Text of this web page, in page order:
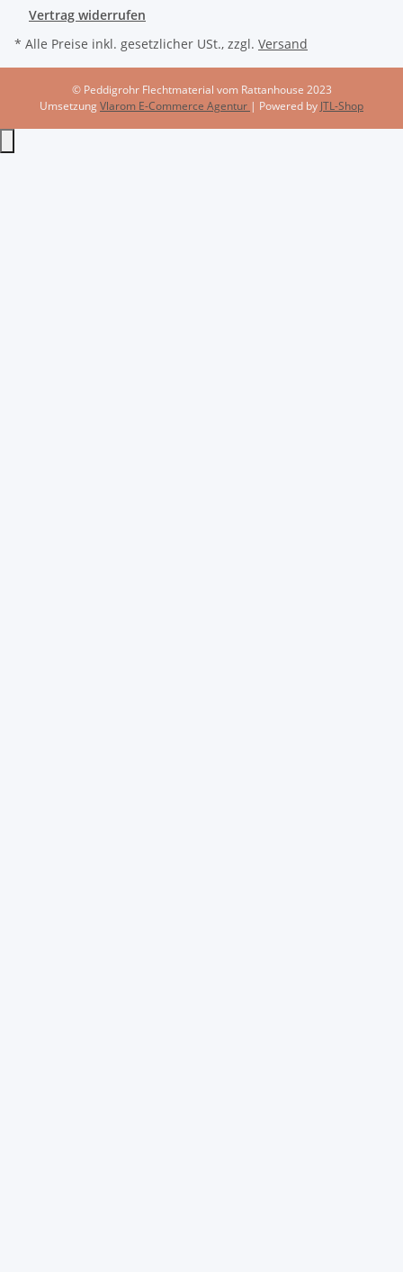
Vertrag widerrufen
* Alle Preise inkl. gesetzlicher USt., zzgl. Versand
© Peddigrohr Flechtmaterial vom Rattanhouse 2023
UmsetzungVlarom E-Commerce Agentur | Powered by JTL-Shop